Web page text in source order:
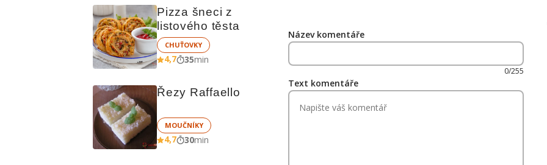
Pizza šneci z
listového těsta
CHUŤOVKY
4,7 35min
Řezy Raffaello
MOUČNÍKY
4,7 30min
Název komentáře
0/255
Text komentáře